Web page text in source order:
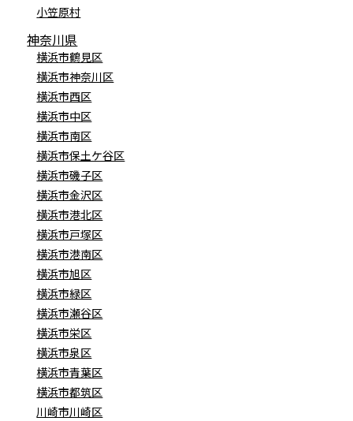
小笠原村
神奈川県
横浜市鶴見区
横浜市神奈川区
横浜市西区
横浜市中区
横浜市南区
横浜市保土ケ谷区
横浜市磯子区
横浜市金沢区
横浜市港北区
横浜市戸塚区
横浜市港南区
横浜市旭区
横浜市緑区
横浜市瀬谷区
横浜市栄区
横浜市泉区
横浜市青葉区
横浜市都筑区
川崎市川崎区